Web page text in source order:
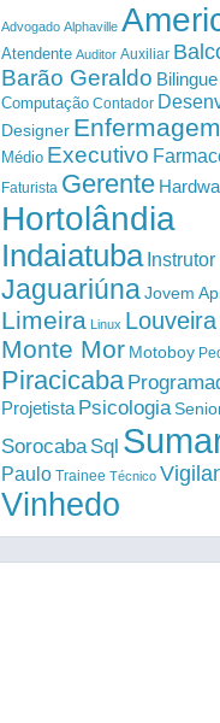
Advogado Alphaville
Atendente Auditor Auxiliar
Barão Geraldo Bilingue
Computação Contador
Designer Enfermagem
Médio Executivo
Faturista Gerente
Hortolândia
Indaiatuba Instrutor
Jaguariúna Jovem
Limeira Linux Louveira
Monte Mor Motoboy
Piracicaba
Projetista Psicologia
Sorocaba Sql
Paulo Trainee Técnico
Vinhedo